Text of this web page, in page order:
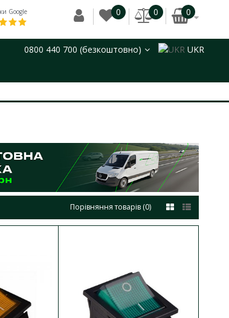
Google 0 0 0
0800 440 700 (безкоштовно) UKR
Порівняння товарів (0)
В порівняння
В закладки